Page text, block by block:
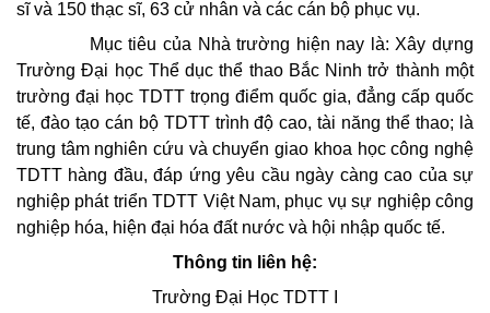
sĩ và 150 thạc sĩ, 63 cử nhân và các cán bộ phục vụ.
Mục tiêu của Nhà trường hiện nay là: Xây dựng
Trường Đại học Thể dục thể thao Bắc Ninh trở thành một
trường đại học TDTT trọng điểm quốc gia, đẳng cấp quốc
tế, đào tạo cán bộ TDTT trình độ cao, tài năng thể thao; là
trung tâm nghiên cứu và chuyển giao khoa học công nghệ
TDTT hàng đầu, đáp ứng yêu cầu ngày càng cao của sự
nghiệp phát triển TDTT Việt Nam, phục vụ sự nghiệp công
nghiệp hóa, hiện đại hóa đất nước và hội nhập quốc tế.
Thông tin liên hệ:
Trường Đại Học TDTT I